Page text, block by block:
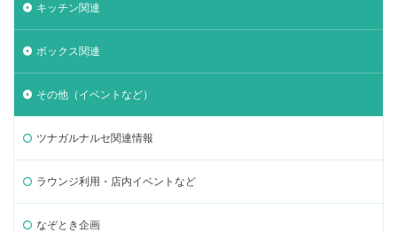
キッチン関連
ボックス関連
その他（イベントなど）
ツナガルナルセ関連情報
ラウンジ利用・店内イベントなど
なぞとき企画